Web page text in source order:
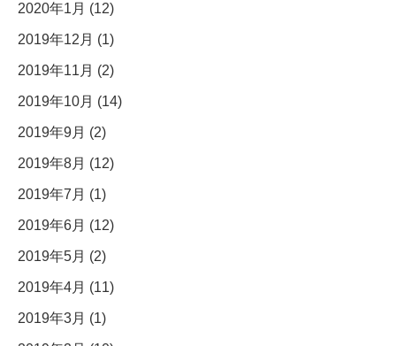
2020年1月 (12)
2019年12月 (1)
2019年11月 (2)
2019年10月 (14)
2019年9月 (2)
2019年8月 (12)
2019年7月 (1)
2019年6月 (12)
2019年5月 (2)
2019年4月 (11)
2019年3月 (1)